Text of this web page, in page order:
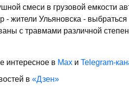
смеси в грузовой емкости
- жители Ульяновска -
с травмами различной
интересное в Max и Telegram-
в «Дзен»